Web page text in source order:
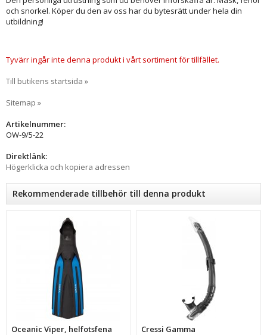
och snorkel. Köper du den av oss har du bytesrätt under hela din
utbildning!
Tyvärr ingår inte denna produkt i vårt sortiment för tillfället.
Till butikens startsida »
Sitemap »
Artikelnummer:
OW-9/5-22
Direktlänk:
Högerklicka och kopiera adressen
Rekommenderade tillbehör till denna produkt
Oceanic Viper, helfotsfena Cressi Gamma